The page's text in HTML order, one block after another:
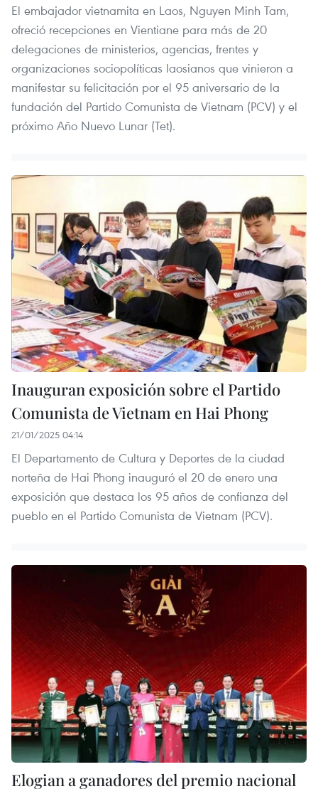
El embajador vietnamita en Laos, Nguyen Minh Tam,
ofreció recepciones en Vientiane para más de 20
delegaciones de ministerios, agencias, frentes y
organizaciones sociopolíticas laosianos que vinieron a
manifestar su felicitación por el 95 aniversario de la
fundación del Partido Comunista de Vietnam (PCV) y el
próximo Año Nuevo Lunar (Tet).
Inauguran exposición sobre el Partido
Comunista de Vietnam en Hai Phong
21/01/2025 04:14
El Departamento de Cultura y Deportes de la ciudad
norteña de Hai Phong inauguró el 20 de enero una
exposición que destaca los 95 años de confianza del
pueblo en el Partido Comunista de Vietnam (PCV).
Elogian a ganadores del premio nacional